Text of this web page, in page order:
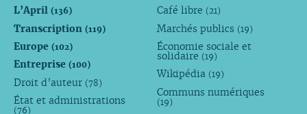
L’April (136)
Transcription (119)
Europe (102)
Entreprise (100)
Droit d’auteur (78)
État et administrations
(76)
Café libre (21)
Marchés publics (19)
Économie sociale et
solidaire (19)
Wikipédia (19)
Communs numériques
(19)